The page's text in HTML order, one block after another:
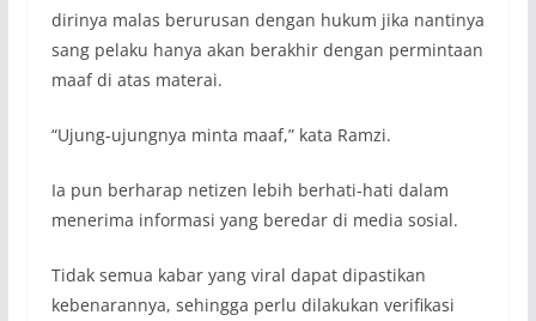
dirinya malas berurusan dengan hukum jika nantinya
sang pelaku hanya akan berakhir dengan permintaan
maaf di atas materai.
“Ujung-ujungnya minta maaf,” kata Ramzi.
Ia pun berharap netizen lebih berhati-hati dalam
menerima informasi yang beredar di media sosial.
Tidak semua kabar yang viral dapat dipastikan
kebenarannya, sehingga perlu dilakukan verifikasi